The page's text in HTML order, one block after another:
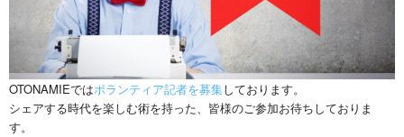
OTONAMIEではボランティア記者を募集しております。
シェアする時代を楽しむ術を持った、皆様のご参加お待ちしておりま
す。